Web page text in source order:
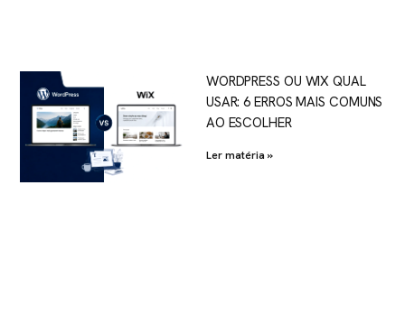
WORDPRESS OU WIX QUAL
USAR: 6 ERROS MAIS COMUNS
AO ESCOLHER
Ler matéria »